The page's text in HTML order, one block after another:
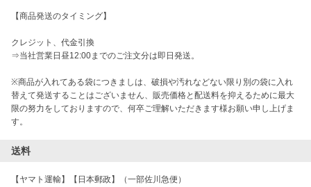
【商品発送のタイミング】
クレジット、代金引換
⇒当社営業日昼12:00までのご注文分は即日発送。
※商品が入れてある袋につきましは、破損や汚れなどない限り別の袋に入れ
替えて発送することはございません、販売価格と配送料を抑えるために最大
限の努力をしておりますので、何卒ご理解いただきます様お願い申し上げま
す。
送料
【ヤマト運輸】【日本郵政】（一部佐川急便）